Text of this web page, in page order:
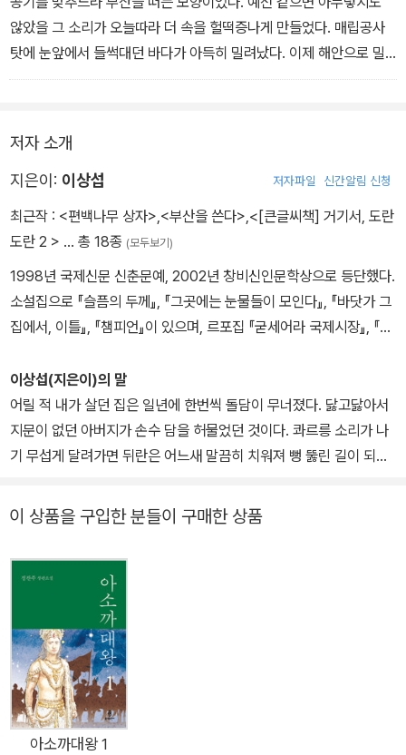
둘러싼 삶의 현장이 일곱 편의 이야기 속에 담겨 있다.
않았을 그 소리가 오늘따라 더 속을 헐떡증나게 만들었다. 매립공사
탓에 눈앞에서 들썩대던 바다가 아득히 밀려났다. 이제 해안으로 밀
려오던 파도의 흰 손끝은 이곳에 서서도 볼 수 없었다. 바다를 볼 수
고 살아왔다. 억울함을 바다를 보며 삭이고 파도소리를 들으며 누그
러뜨렸지만 그런 일도 바다가 멀어지면서 점점 없어졌다. - '바다는
상처를 오래 남기지 않는다' 중에서
저자 소개
지은이: 이상섭 저자파일 신간알림 신청
최근작 : <편백나무 상자>,<부산을 쓴다>,<[큰글씨책] 거기서, 도란
도란 2 > … 총 18종 (모두보기)
1998년 국제신문 신춘문예, 2002년 창비신인문학상으로 등단했다.
소설집으로 『슬픔의 두께』, 『그곳에는 눈물들이 모인다』, 『바닷가 그
집에서, 이틀』, 『챔피언』이 있으며, 르포집 『굳세어라 국제시장』, 『을
문화상을 수상했다.
이상섭(지은이)의 말
어릴 적 내가 살던 집은 일년에 한번씩 돌담이 무너졌다. 닳고닳아서
지문이 없던 아버지가 손수 담을 허물었던 것이다. 콰르릉 소리가 나
기 무섭게 달려가면 뒤란은 어느새 말끔히 치워져 뻥 뚫린 길이 되어
있곤 했다.
... 돌담 무너지는 소리와 함께 다가온 크리스마스는 성경밖에 모르던
내게 세상 이야기를 전해주었다. 그런 탓일까. 우리집 잔치 같은 성탄
절이 지나고 다시 쌓이는 돌담을 바라보면서 나는 또 얼마나 허탈해
했던가. 또다시 무너질 날을 기다리며 돌담 너머로 찰랑이던 바다를
얼마나 오래 지켜보았던가.
... 내 소설들은 어쩌면 무너진 돌담이 들려준 이야기와 그 너머 찰랑
이던 바다가 떠올리게 해준 것들인지 모르겠다. 그러니 이 작품은 내
이 상품을 구입한 분들이 구매한 상품
아소까대왕 1